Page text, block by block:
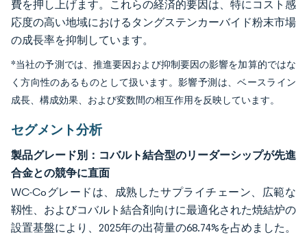
費を押し上げます。これらの経済的要因は、特にコスト感
応度の高い地域におけるタングステンカーバイド粉末市場
の成長率を抑制しています。
*当社の予測では、推進要因および抑制要因の影響を加算的ではな
く方向性のあるものとして扱います。影響予測は、ベースライン
成長、構成効果、および変数間の相互作用を反映しています。
セグメント分析
製品グレード別：コバルト結合型のリーダーシップが先進
合金との競争に直面
WC-Coグレードは、成熟したサプライチェーン、広範な
靱性、およびコバルト結合剤向けに最適化された焼結炉の
設置基盤により、2025年の出荷量の68.74%を占めました。